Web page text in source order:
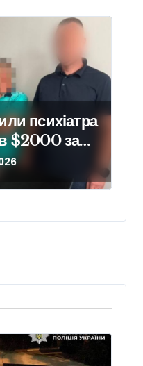
психіатра
$2000 за